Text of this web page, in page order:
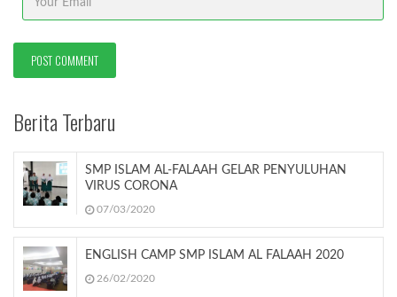
Berita Terbaru
SMP ISLAM AL-FALAAH GELAR PENYULUHAN
VIRUS CORONA
07/03/2020
ENGLISH CAMP SMP ISLAM AL FALAAH 2020
26/02/2020